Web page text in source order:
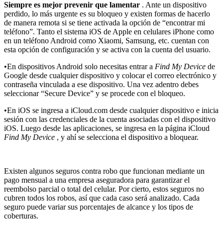
Siempre es mejor prevenir que lamentar . Ante un dispositivo
perdido, lo más urgente es su bloqueo y existen formas de hacerlo
de manera remota si se tiene activada la opción de “encontrar mi
teléfono”. Tanto el sistema iOS de Apple en celulares iPhone como
en un teléfono Android como Xiaomi, Samsung, etc. cuentan con
esta opción de configuración y se activa con la cuenta del usuario.
•En dispositivos Android solo necesitas entrar a Find My Device de
Google desde cualquier dispositivo y colocar el correo electrónico y
contraseña vinculada a ese dispositivo. Una vez adentro debes
seleccionar “Secure Device” y se procede con el bloqueo.
•En iOS se ingresa a iCloud.com desde cualquier dispositivo e inicia
sesión con las credenciales de la cuenta asociadas con el dispositivo
iOS. Luego desde las aplicaciones, se ingresa en la página iCloud
Find My Device , y ahí se selecciona el dispositivo a bloquear.
Existen algunos seguros contra robo que funcionan mediante un
pago mensual a una empresa aseguradora para garantizar el
reembolso parcial o total del celular. Por cierto, estos seguros no
cubren todos los robos, así que cada caso será analizado. Cada
seguro puede variar sus porcentajes de alcance y los tipos de
coberturas.